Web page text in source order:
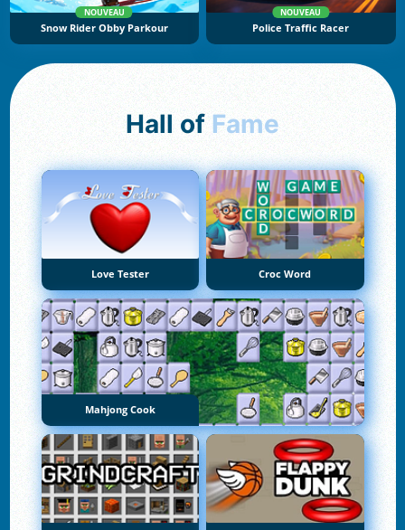
NOUVEAU
Snow Rider Obby Parkour
NOUVEAU
Police Traffic Racer
Hall of Fame
Love Tester Croc Word
Mahjong Cook